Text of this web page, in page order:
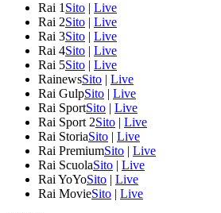
Rai 1 Sito | Live
Rai 2Sito | Live
Rai 3Sito | Live
Rai 4Sito | Live
Rai 5Sito | Live
RainewsSito | Live
Rai GulpSito | Live
Rai SportSito | Live
Rai Sport 2Sito | Live
Rai StoriaSito | Live
Rai PremiumSito | Live
Rai ScuolaSito | Live
Rai YoYoSito | Live
Rai MovieSito | Live